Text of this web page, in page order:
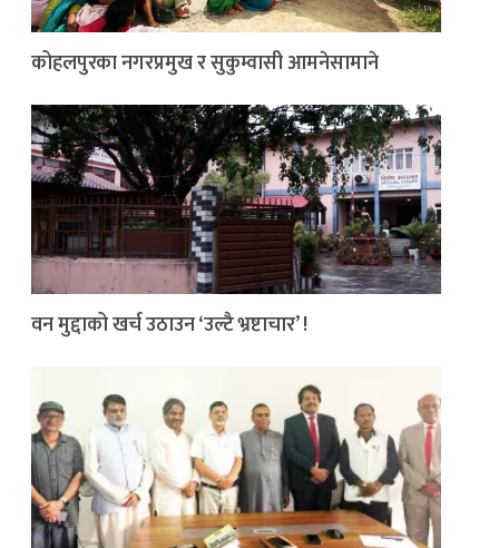
कोहलपुरका नगरप्रमुख र सुकुम्वासी आमनेसामाने
वन मुद्दाको खर्च उठाउन ‘उल्टै भ्रष्टाचार’ !